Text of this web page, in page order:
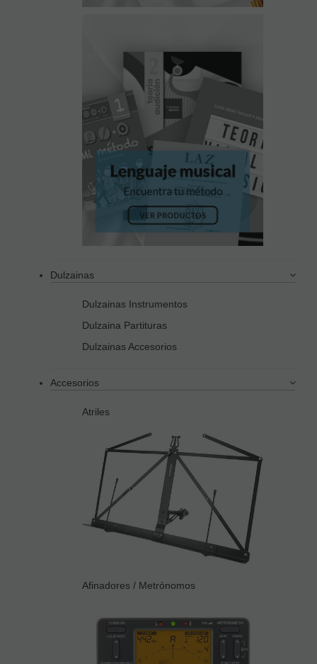
Dulzainas
Dulzainas Instrumentos
Dulzaina Partituras
Dulzainas Accesorios
Accesorios
Atriles
Afinadores / Metrónomos